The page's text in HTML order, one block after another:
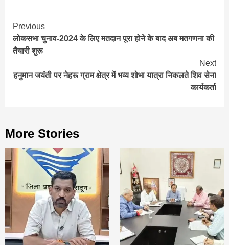
Continue
Reading
Previous
लोकसभा चुनाव-2024 के लिए मतदान पूरा होने के बाद अब मतगणना की
तैयारी शुरू
Next
हनुमान जयंती पर नेहरू ग्राम क्षेत्र में भव्य शोभा यात्रा निकलते शिव सेना
कार्यकर्ता
More Stories